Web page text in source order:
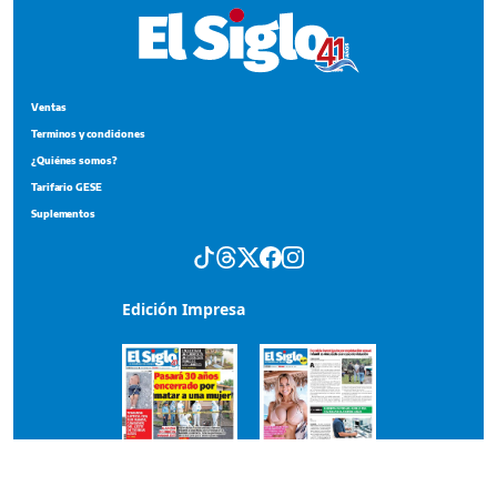
Ventas
Terminos y condiciones
¿Quiénes somos?
Tarifario GESE
Suplementos
Edición Impresa